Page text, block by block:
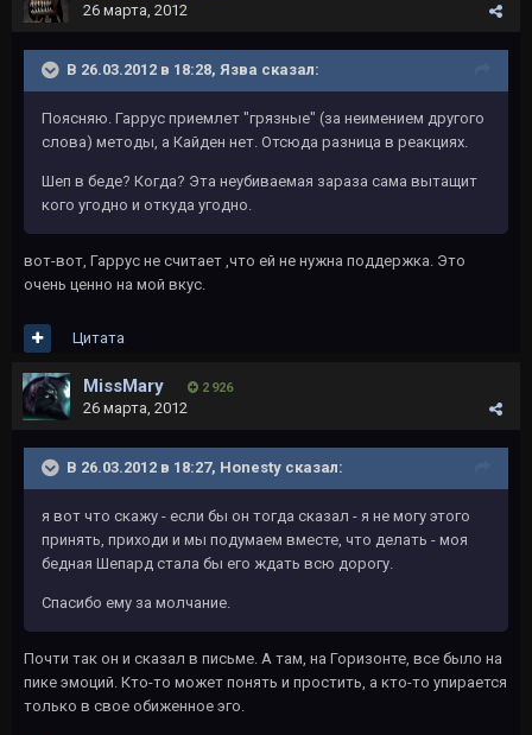
26 марта, 2012
В 26.03.2012 в 18:28, Язва сказал:
Поясняю. Гаррус приемлет "грязные" (за неимением другого
слова) методы, а Кайден нет. Отсюда разница в реакциях.
Шеп в беде? Когда? Эта неубиваемая зараза сама вытащит
кого угодно и откуда угодно.
вот-вот, Гаррус не считает ,что ей не нужна поддержка. Это
очень ценно на мой вкус.
Цитата
MissMary 2 926
26 марта, 2012
В 26.03.2012 в 18:27, Honesty сказал:
я вот что скажу - если бы он тогда сказал - я не могу этого
принять, приходи и мы подумаем вместе, что делать - моя
бедная Шепард стала бы его ждать всю дорогу.
Спасибо ему за молчание.
Почти так он и сказал в письме. А там, на Горизонте, все было на
пике эмоций. Кто-то может понять и простить, а кто-то упирается
только в свое обиженное эго.